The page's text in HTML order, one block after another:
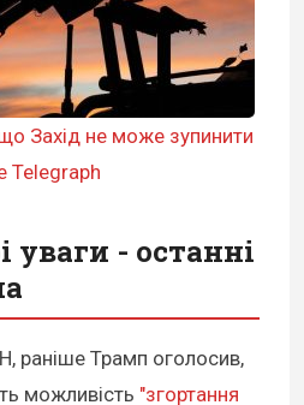
Захід не може зупинити
Telegraph
уваги - останні
раніше Трамп оголосив,
можливість "згортання